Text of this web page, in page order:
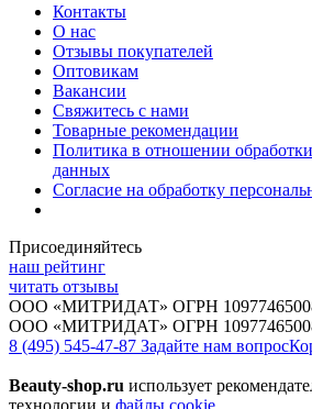
Контакты
О нас
Отзывы покупателей
Оптовикам
Вакансии
Свяжитесь с нами
Товарные рекомендации
Политика в отношении
данных
Согласие на обработку
Присоединяйтесь
наш рейтинг
читать отзывы
ООО «МИТРИДАТ» ОГРН
ООО «МИТРИДАТ» ОГРН
8 (495) 545-47-87 Задайте нам вопрос
Beauty-shop.ru использует
технологии и файлы cookie